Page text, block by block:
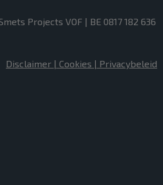
Projects VOF | BE 0817 182 636
Disclaimer | Cookies | Privacybeleid